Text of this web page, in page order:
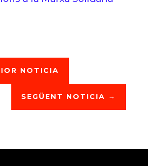
NOTICIA
SEGÜENT NOTICIA →